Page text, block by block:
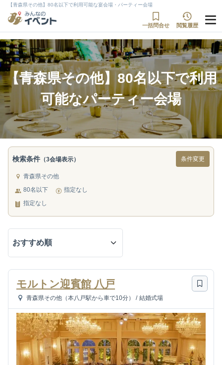
【青森県その他】80名以下で利用可能な宴会場・パーティー会場
一括問合せ 閲覧履歴
【青森県その他】80名以下で利用
可能なパーティー会場
検索条件 （3会場表示） 条件変更
青森県その他
80名以下
指定なし
指定なし
モルトン迎賓館 八戸
青森県その他（本八戸駅から車で10分） / 結婚式場